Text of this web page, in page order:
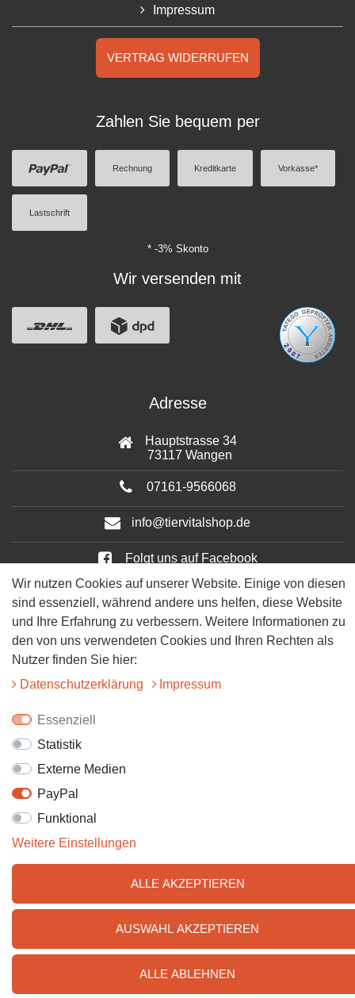
Impressum
VERTRAG WIDERRUFEN
Zahlen Sie bequem per
Rechnung Kreditkarte Vorkasse*
Lastschrift
* -3% Skonto
Wir versenden mit
Adresse
Hauptstrasse 34
73117 Wangen
07161-9566068
info@tiervitalshop.de
Folgt uns auf Facebook
© 2025 Tiervitalshop | Webentwicklung & Webdesign
Wir nutzen Cookies auf unserer Website. Einige von diesen
sind essenziell, während andere uns helfen, diese Website
und Ihre Erfahrung zu verbessern. Weitere Informationen zu
den von uns verwendeten Cookies und Ihren Rechten als
Nutzer finden Sie hier:
Daten­schutz­erklärung
Impressum
Essenziell
Statistik
Externe Medien
PayPal
Funktional
Weitere Einstellungen
ALLE AKZEPTIEREN
AUSWAHL AKZEPTIEREN
ALLE ABLEHNEN